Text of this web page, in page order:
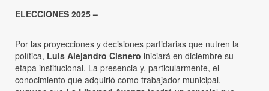
ELECCIONES 2025 –
Por las proyecciones y decisiones partidarias que nutren la
política, Luis Alejandro Cisnero iniciará en diciembre su
etapa institucional. La presencia y, particularmente, el
conocimiento que adquirió como trabajador municipal,